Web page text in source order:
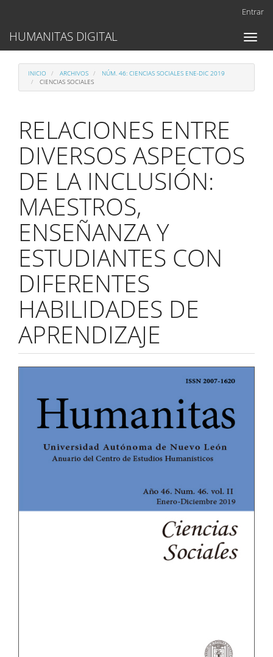
Contenido
principal
lateral
Entrar
Toggle
HUMANITAS DIGITAL
INICIO ARCHIVOS
NÚM. 46: CIENCIAS SOCIALES ENE-DIC 2019
CIENCIAS SOCIALES
RELACIONES ENTRE
DIVERSOS ASPECTOS
DE LA INCLUSIÓN:
MAESTROS,
ENSEÑANZA Y
ESTUDIANTES CON
DIFERENTES
HABILIDADES DE
APRENDIZAJE
Barra
lateral
del
artículo